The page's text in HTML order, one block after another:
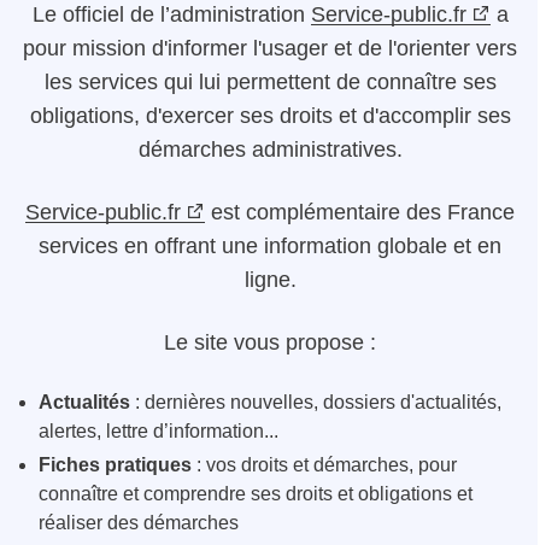
Le officiel de l’administration Service-public.fr
a
pour mission d'informer l'usager et de l'orienter vers
les services qui lui permettent de connaître ses
obligations, d'exercer ses droits et d'accomplir ses
démarches administratives.
Service-public.fr
est complémentaire des France
services en offrant une information globale et en
ligne.
Le site vous propose :
Actualités : dernières nouvelles, dossiers d'actualités,
alertes, lettre d’information...
Fiches pratiques : vos droits et démarches, pour
connaître et comprendre ses droits et obligations et
réaliser des démarches